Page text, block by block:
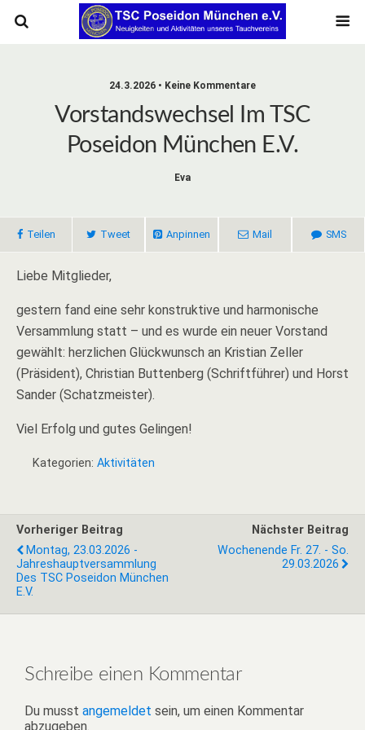
24.3.2026 • Keine Kommentare
Vorstandswechsel Im TSC
Poseidon München E.V.
Eva
Teilen Tweet Anpinnen Mail SMS
Liebe Mitglieder,
gestern fand eine sehr konstruktive und harmonische
Versammlung statt – und es wurde ein neuer Vorstand
gewählt: herzlichen Glückwunsch an Kristian Zeller
(Präsident), Christian Buttenberg (Schriftführer) und Horst
Sander (Schatzmeister).
Viel Erfolg und gutes Gelingen!
Kategorien: Aktivitäten
Vorheriger Beitrag
Montag, 23.03.2026 -
Jahreshauptversammlung
Des TSC Poseidon München
E.V.
Nächster Beitrag
Wochenende Fr. 27. - So.
29.03.2026
Schreibe einen Kommentar
Du musst angemeldet sein, um einen Kommentar
abzugeben.